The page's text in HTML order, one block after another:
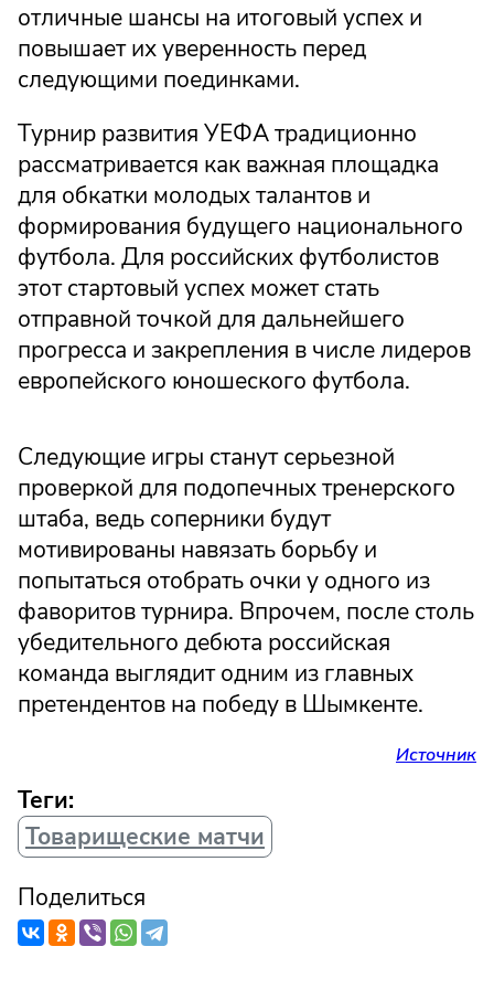
отличные шансы на итоговый успех и
повышает их уверенность перед
следующими поединками.
Турнир развития УЕФА традиционно
рассматривается как важная площадка
для обкатки молодых талантов и
формирования будущего национального
футбола. Для российских футболистов
этот стартовый успех может стать
отправной точкой для дальнейшего
прогресса и закрепления в числе лидеров
европейского юношеского футбола.
Следующие игры станут серьезной
проверкой для подопечных тренерского
штаба, ведь соперники будут
мотивированы навязать борьбу и
попытаться отобрать очки у одного из
фаворитов турнира. Впрочем, после столь
убедительного дебюта российская
команда выглядит одним из главных
претендентов на победу в Шымкенте.
Источник
Теги:
Товарищеские матчи
Поделиться